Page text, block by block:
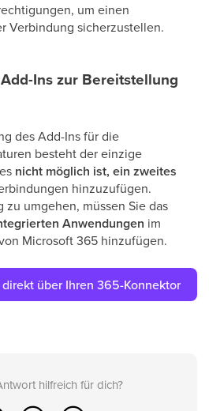
um einen
Verbindung sicherzustellen.
Ins zur Bereitstellung
des Add-Ins für die
besteht der einzige
nicht möglich ist, ein zweites
hinzuzufügen.
zu umgehen, müssen Sie das
Anwendungen im
Microsoft 365 hinzufügen.
über Ihren 365-Konnektor
hilfreich für dich?